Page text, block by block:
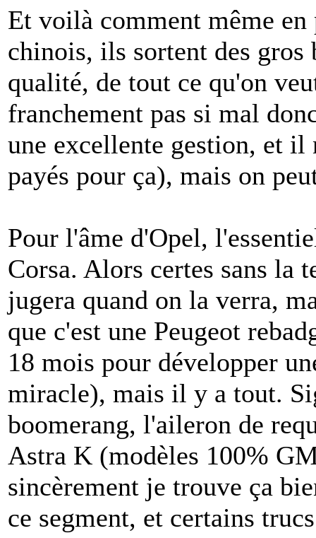
Et voilà comment même en
chinois, ils sortent des gros
qualité, de tout ce qu'on
franchement pas si mal
une excellente gestion, et
payés pour ça), mais on
Pour l'âme d'Opel,
Corsa. Alors certes sans la
jugera quand on la verra,
que c'est une Peugeot
18 mois pour développer
miracle), mais il y a tout.
boomerang, l'aileron de
Astra K (modèles 100%
sincèrement je trouve ça
ce segment, et certains